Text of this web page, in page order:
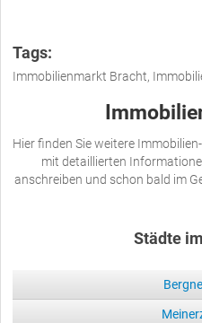
Tags:
Immobilienmarkt Bracht,
Hier finden Sie weitere
mit detaillierten
anschreiben und schon bald im
Städte